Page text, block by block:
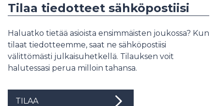
Tilaa tiedotteet sähköpostiisi
Haluatko tietää asioista ensimmäisten joukossa? Kun
tilaat tiedotteemme, saat ne sähköpostiisi
välittömästi julkaisuhetkellä. Tilauksen voit
halutessasi perua milloin tahansa.
TILAA